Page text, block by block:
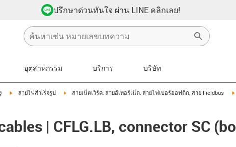
ปรึกษาด่วนทันใจ ผ่าน LINE คลิกเลย!
อุตสาหกรรม บริการ บริษัท
igus-icon-arrow-right
สายไฟสำเร็จรูป igus-icon-arrow-right
สายเน็ตเวิร์ค, สายอีเทอร์เน็ต, สายไฟเบอร์ออฟติก, สาย Fieldbus
| CFLG.LB, connector SC